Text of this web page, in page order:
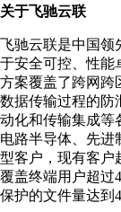
关于飞驰云联
飞驰云联是中国领
于安全可控、性能
方案覆盖了跨网跨
数据传输过程的防
动化和传输集成等
电路半导体、先进
型客户，现有客户
覆盖终端用户超过
保护的文件量达到